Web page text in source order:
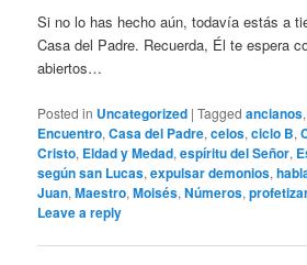
Si no lo has hecho aún, todavía estás a
Casa del Padre. Recuerda, Él te espera
abiertos…
Posted in Uncategorized |Tagged ancianos
Encuentro,Casa del Padre,celos,ciclo B,
Cristo, Eldad y Medad,espíritu del Señor,
según san Lucas,expulsar demonios,
Juan,Maestro,Moisés,Números,
Leave a reply